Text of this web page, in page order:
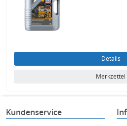
Details
Merkzettel
Kundenservice